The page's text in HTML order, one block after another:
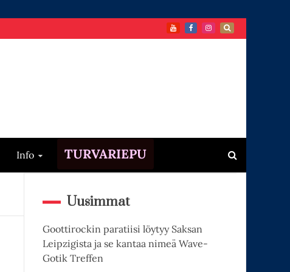
Info TURVARIEPU
Uusimmat
Goottirockin paratiisi löytyy Saksan
Leipzigista ja se kantaa nimeä Wave-
Gotik Treffen